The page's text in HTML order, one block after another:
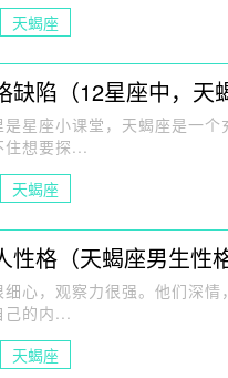
天蝎座
缺陷（12星座中，天
是星座小课堂，天蝎座是一
住想要探...
天蝎座
性格（天蝎座男生性
细心，观察力很强。他们深
己的内...
天蝎座